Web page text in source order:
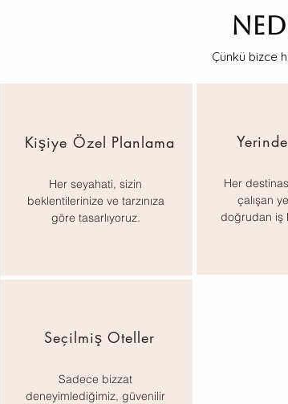
Çünkü bizce
Kişiye Özel Planlama
Her seyahati, sizin
beklentilerinize ve tarzınıza
göre tasarlıyoruz.
Her
çalışan
doğrudan iş
Seçilmiş Oteller
Sadece bizzat
deneyimlediğimiz, güvenilir